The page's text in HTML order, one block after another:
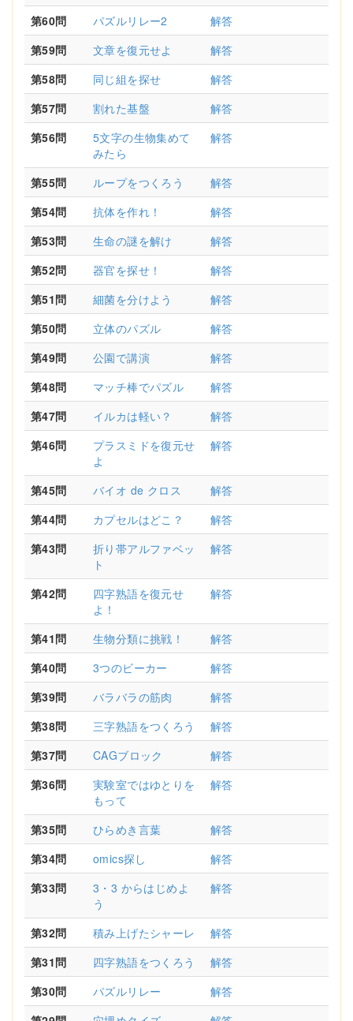
第60問 パズルリレー2
解答
第59問
文章を復元せよ
解答
第58問
同じ組を探せ
解答
第57問
割れた基盤
解答
第56問
5文字の生物集めて
みたら
解答
第55問 ループをつくろう
解答
第54問
抗体を作れ！
解答
第53問
生命の謎を解け
解答
第52問
器官を探せ！
解答
第51問
細菌を分けよう
解答
第50問
立体のパズル
解答
第49問
公園で講演
解答
第48問
マッチ棒でパズル
解答
第47問
イルカは軽い？
解答
第46問
プラスミドを復元せ
よ
解答
第45問 バイオ de クロス
解答
第44問
カプセルはどこ？
解答
第43問
折り帯アルファベッ
ト
解答
第42問
四字熟語を復元せ
よ！
解答
第41問 生物分類に挑戦！
解答
第40問
3つのビーカー
解答
第39問
バラバラの筋肉
解答
第38問
三字熟語をつくろう
解答
第37問
CAGブロック
解答
第36問
実験室ではゆとりを
もって
解答
第35問 ひらめき言葉
解答
第34問
omics探し
解答
第33問
3・3 からはじめよ
う
解答
第32問 積み上げたシャーレ
解答
第31問
四字熟語をつくろう
解答
第30問
パズルリレー
解答